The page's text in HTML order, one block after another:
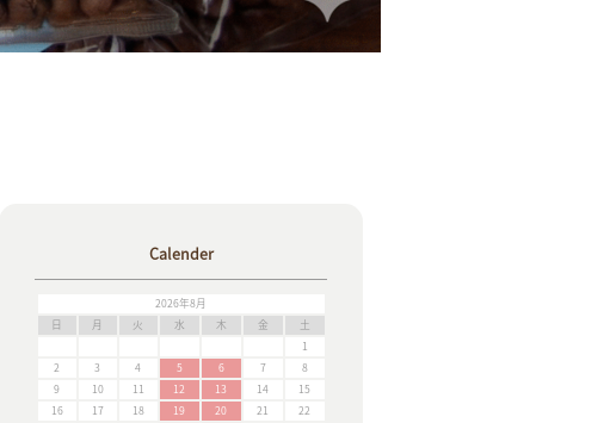
Calender
2026年8月
日
月 火 水 木 金
土
1
2
3 4 5 6 7
8
9
10 11 12 13 14
15
16
17 18 19 20 21
22